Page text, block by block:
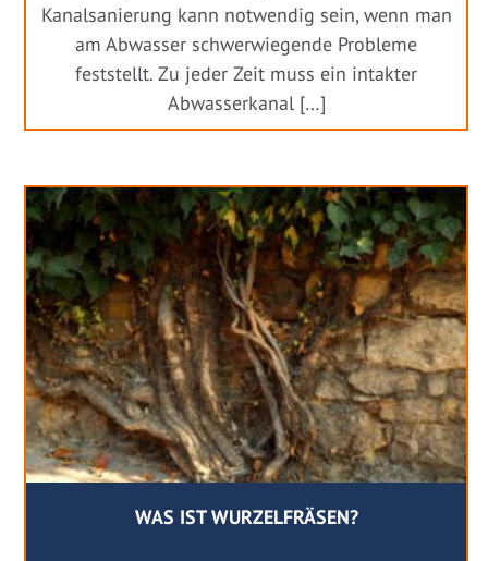
Kanalsanierung kann notwendig sein, wenn man
am Abwasser schwerwiegende Probleme
feststellt. Zu jeder Zeit muss ein intakter
Abwasserkanal […]
WAS IST WURZELFRÄSEN?